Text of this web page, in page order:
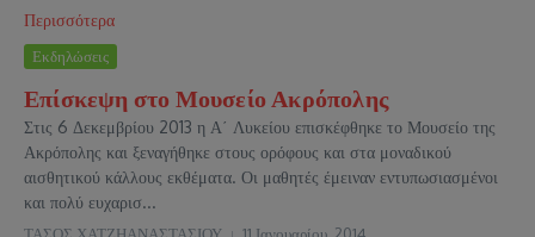
Περισσότερα
Εκδηλώσεις
Επίσκεψη στο Μουσείο Ακρόπολης
Στις 6 Δεκεμβρίου 2013 η Α΄ Λυκείου επισκέφθηκε το Μουσείο της
Ακρόπολης και ξεναγήθηκε στους ορόφους και στα μοναδικού
αισθητικού κάλλους εκθέματα. Οι μαθητές έμειναν εντυπωσιασμένοι
και πολύ ευχαρισ...